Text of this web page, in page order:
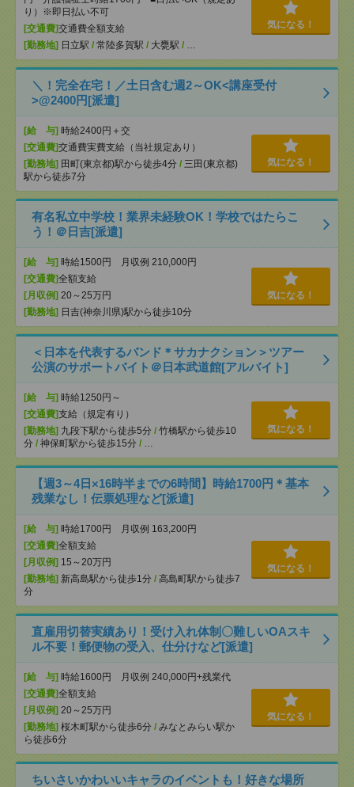
り）※即日払い不可
[交通費]交通費全額支給
[勤務地] 日立駅 / 常陸多賀駅 / 大甕駅 / …
気になる！
＼！完全在宅！／土日含む週2～OK<講座受付
>@2400円[派遣]
[給 与] 時給2400円＋交
[交通費]交通費実費支給（当社規定あり）
[勤務地] 田町(東京都)駅から徒歩4分 / 三田(東京都)
駅から徒歩7分
気になる！
有名私立中学校！業界未経験OK！学校ではたらこ
う！＠日吉[派遣]
[給 与] 時給1500円 月収例 210,000円
[交通費]全額支給
[月収例] 20～25万円
[勤務地] 日吉(神奈川県)駅から徒歩10分
気になる！
＜日本を代表するバンド＊サカナクション＞ツアー
公演のサポートバイト＠日本武道館[アルバイト]
[給 与] 時給1250円～
[交通費]支給（規定有り）
[勤務地] 九段下駅から徒歩5分 / 竹橋駅から徒歩10
分 / 神保町駅から徒歩15分 / …
気になる！
【週3～4日×16時半までの6時間】時給1700円＊基本
残業なし！伝票処理など[派遣]
[給 与] 時給1700円 月収例 163,200円
[交通費]全額支給
[月収例] 15～20万円
[勤務地] 新高島駅から徒歩1分 / 高島町駅から徒歩7
分
気になる！
直雇用切替実績あり！受け入れ体制〇難しいOAスキ
ル不要！郵便物の受入、仕分けなど[派遣]
[給 与] 時給1600円 月収例 240,000円+残業代
[交通費]全額支給
[月収例] 20～25万円
[勤務地] 桜木町駅から徒歩6分 / みなとみらい駅か
ら徒歩6分
気になる！
ちいさいかわいいキャラのイベントも！好きな場所